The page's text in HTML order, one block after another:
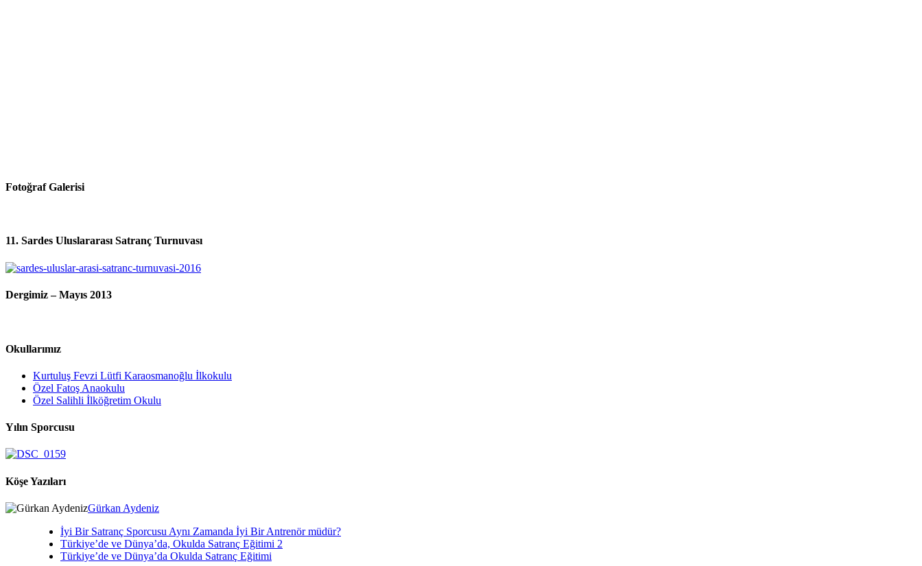
Fotoğraf Galerisi
11. Sardes Uluslararası Satranç Turnuvası
Dergimiz – Mayıs 2013
Okullarımız
Kurtuluş Fevzi Lütfi Karaosmanoğlu İlkokulu
Özel Fatoş Anaokulu
Özel Salihli İlköğretim Okulu
Yılın Sporcusu
Köşe Yazıları
Gürkan Aydeniz
İyi Bir Satranç Sporcusu Aynı Zamanda İyi Bir Antrenör müdür?
Türkiye’de ve Dünya’da, Okulda Satranç Eğitimi 2
Türkiye’de ve Dünya’da Okulda Satranç Eğitimi